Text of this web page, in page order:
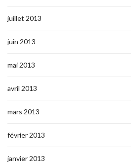
juillet 2013
juin 2013
mai 2013
avril 2013
mars 2013
février 2013
janvier 2013